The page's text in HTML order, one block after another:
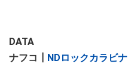
DATA
ナフコ┃
NDロックカラビナ